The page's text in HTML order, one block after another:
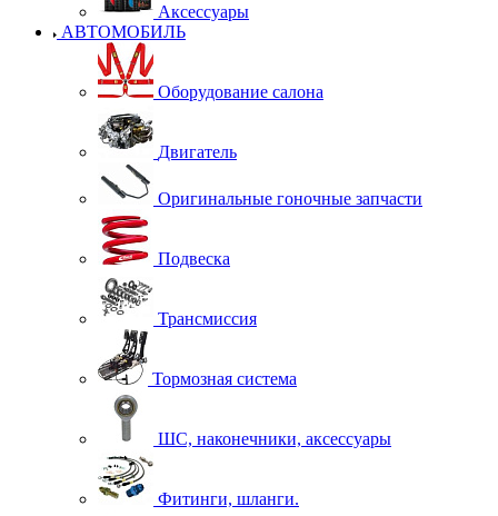
Аксессуары
АВТОМОБИЛЬ
Оборудование салона
Двигатель
Оригинальные гоночные запчасти
Подвеска
Трансмиссия
Тормозная система
ШС, наконечники, аксессуары
Фитинги, шланги.